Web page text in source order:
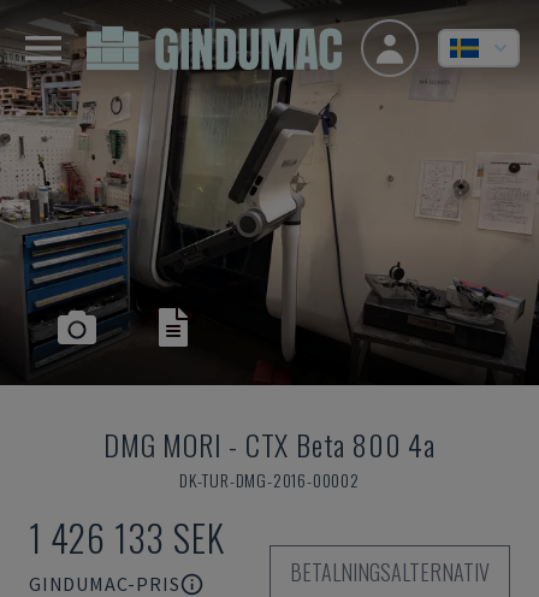
DMG MORI - CTX Beta 800 4a
DK-TUR-DMG-2016-00002
1 426 133 SEK
GINDUMAC-PRIS
BETALNINGSALTERNATIV